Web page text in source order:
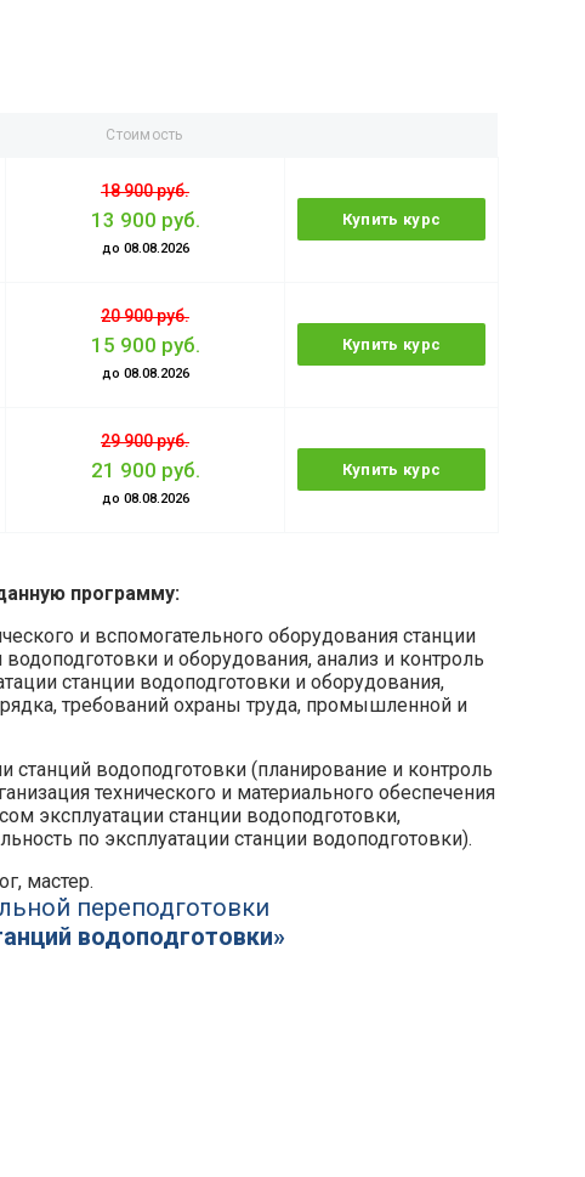
Стоимость
18 900 руб.
13 900 руб.
до 08.08.2026
Купить курс
20 900 руб.
15 900 руб.
до 08.08.2026
Купить курс
29 900 руб.
21 900 руб.
до 08.08.2026
Купить курс
программу:
и вспомогательного оборудования станции
и оборудования, анализ и контроль
станции водоподготовки и оборудования,
требований охраны труда, промышленной и
водоподготовки (планирование и контроль
технического и материального обеспечения
эксплуатации станции водоподготовки,
по эксплуатации станции водоподготовки).
мастер.
переподготовки
водоподготовки»